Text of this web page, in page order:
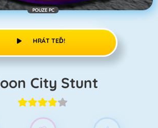
POUZE PC
HRÁT TEĎ!
Moon City Stunt